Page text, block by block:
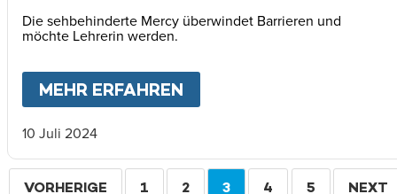
Die sehbehinderte Mercy überwindet Barrieren und
möchte Lehrerin werden.
MEHR ERFAHREN
10 Juli 2024
Seitennummerierung
VORHERIGE
VORHERIGE SEITE
1 SEITE
2 AKTUELLE
3 SEITE
4 SEITE
5 NEXT